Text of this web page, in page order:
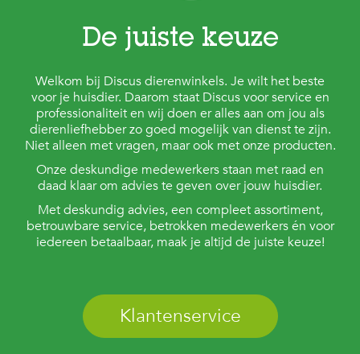
De juiste keuze
Welkom bij Discus dierenwinkels. Je wilt het beste
voor je huisdier. Daarom staat Discus voor service en
professionaliteit en wij doen er alles aan om jou als
dierenliefhebber zo goed mogelijk van dienst te zijn.
Niet alleen met vragen, maar ook met onze producten.
Onze deskundige medewerkers staan met raad en
daad klaar om advies te geven over jouw huisdier.
Met deskundig advies, een compleet assortiment,
betrouwbare service, betrokken medewerkers én voor
iedereen betaalbaar, maak je altijd de juiste keuze!
Klantenservice